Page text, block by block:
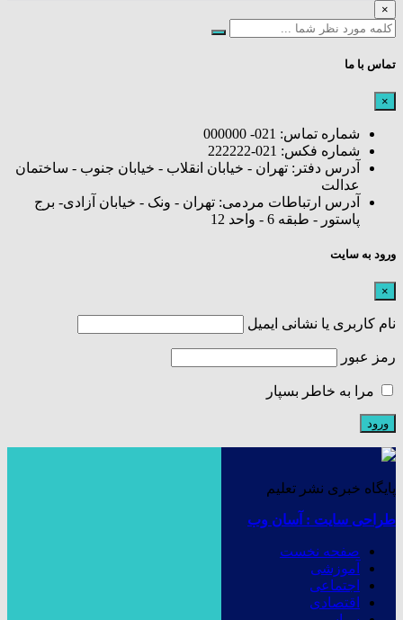
×
تماس با ما
×
شماره تماس: 021- 000000
شماره فکس: 021-222222
آدرس دفتر: تهران - خیابان انقلاب - خیابان جنوب - ساختمان
عدالت
آدرس ارتباطات مردمی: تهران - ونک - خیابان آزادی- برج
پاستور - طبقه 6 - واحد 12
ورود به سایت
×
نام کاربری یا نشانی ایمیل
رمز عبور
مرا به خاطر بسپار
پایگاه خبری نشر تعلیم
طراحی سایت : آسان وب
صفحه نخست
آموزشی
اجتماعی
اقتصادی